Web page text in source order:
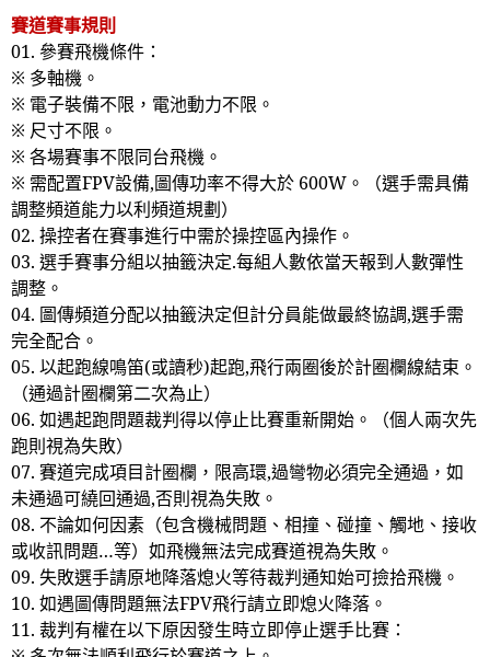
賽道賽事規則
01. 參賽飛機條件：
※ 多軸機。
※ 電子裝備不限，電池動力不限。
※ 尺寸不限。
※ 各場賽事不限同台飛機。
※ 需配置FPV設備,圖傳功率不得大於 600W 。（選手需具備
調整頻道能力以利頻道規劃）
02. 操控者在賽事進行中需於操控區內操作。
03. 選手賽事分組以抽籤決定.每組人數依當天報到人數彈性
調整。
04. 圖傳頻道分配以抽籤決定但計分員能做最終協調,選手需
完全配合。
05. 以起跑線鳴笛(或讀秒)起跑,飛行兩圈後於計圈欄線結束。
（通過計圈欄第二次為止）
06. 如遇起跑問題裁判得以停止比賽重新開始。（個人兩次先
跑則視為失敗）
07. 賽道完成項目計圈欄，限高環,過彎物必須完全通過，如
未通過可繞回通過,否則視為失敗。
08. 不論如何因素（包含機械問題、相撞、碰撞、觸地、接收
或收訊問題…等）如飛機無法完成賽道視為失敗。
09. 失敗選手請原地降落熄火等待裁判通知始可撿拾飛機。
10. 如遇圖傳問題無法FPV飛行請立即熄火降落。
11. 裁判有權在以下原因發生時立即停止選手比賽：